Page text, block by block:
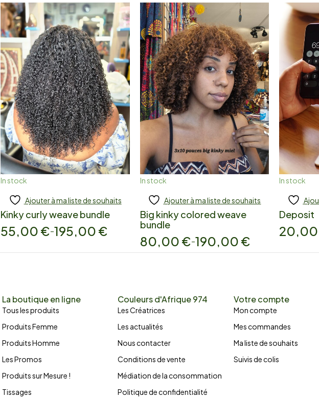
In stock
Add to cart
Ajouter à ma liste de souhaits
Kinky curly weave bundle
55,00 €–195,00 €
In stock
Add to cart
Ajouter à ma liste de souhaits
Big kinky colored weave
bundle
80,00 €–190,00 €
In stock
Deposit
La boutique en ligne
Tous les produits
Produits Femme
Produits Homme
Les Promos
Produits sur Mesure !
Tissages
Couleurs d'Afrique 974
Les Créatrices
Les actualités
Nous contacter
Conditions de vente
Médiation de la consommation
Politique de confidentialité
Votre compte
Mon compte
Mes commandes
Ma liste de souhaits
Suivis de colis